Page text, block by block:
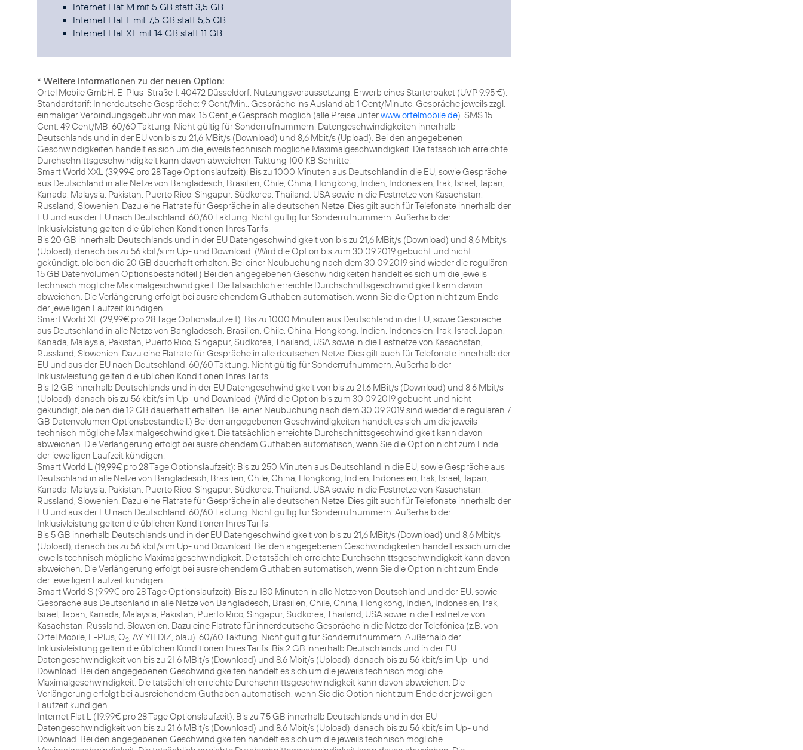
Internet Flat M mit 5 GB statt 3,5 GB
Internet Flat L mit 7,5 GB statt 5,5 GB
Internet Flat XL mit 14 GB statt 11 GB
* Weitere Informationen zu der neuen Option:
Ortel Mobile GmbH, E-Plus-Straße 1, 40472 Düsseldorf. Nutzungsvoraussetzung: Erwerb eines Starterpaket (UVP 9,95 €).
Standardtarif: Innerdeutsche Gespräche: 9 Cent/Min., Gespräche ins Ausland ab 1 Cent/Minute. Gespräche jeweils zzgl.
einmaliger Verbindungsgebühr von max. 15 Cent je Gespräch möglich (alle Preise unterwww.ortelmobile.de). SMS 15
Cent. 49 Cent/MB. 60/60 Taktung. Nicht gültig für Sonderrufnummern. Datengeschwindigkeiten innerhalb
Deutschlands und in der EU von bis zu 21,6 MBit/s (Download) und 8,6 Mbit/s (Upload). Bei den angegebenen
Geschwindigkeiten handelt es sich um die jeweils technisch mögliche Maximalgeschwindigkeit. Die tatsächlich erreichte
Durchschnittsgeschwindigkeit kann davon abweichen. Taktung 100 KB Schritte.
Smart World XXL (39,99€ pro 28 Tage Optionslaufzeit): Bis zu 1000 Minuten aus Deutschland in die EU, sowie Gespräche
aus Deutschland in alle Netze von Bangladesch, Brasilien, Chile, China, Hongkong, Indien, Indonesien, Irak, Israel, Japan,
Kanada, Malaysia, Pakistan, Puerto Rico, Singapur, Südkorea, Thailand, USA sowie in die Festnetze von Kasachstan,
Russland, Slowenien. Dazu eine Flatrate für Gespräche in alle deutschen Netze. Dies gilt auch für Telefonate innerhalb der
EU und aus der EU nach Deutschland. 60/60 Taktung. Nicht gültig für Sonderrufnummern. Außerhalb der
Inklusivleistung gelten die üblichen Konditionen Ihres Tarifs.
Bis 20 GB innerhalb Deutschlands und in der EU Datengeschwindigkeit von bis zu 21,6 MBit/s (Download) und 8,6 Mbit/s
(Upload), danach bis zu 56 kbit/s im Up- und Download. (Wird die Option bis zum 30.09.2019 gebucht und nicht
gekündigt, bleiben die 20 GB dauerhaft erhalten. Bei einer Neubuchung nach dem 30.09.2019 sind wieder die regulären
15 GB Datenvolumen Optionsbestandteil.) Bei den angegebenen Geschwindigkeiten handelt es sich um die jeweils
technisch mögliche Maximalgeschwindigkeit. Die tatsächlich erreichte Durchschnittsgeschwindigkeit kann davon
abweichen. Die Verlängerung erfolgt bei ausreichendem Guthaben automatisch, wenn Sie die Option nicht zum Ende
der jeweiligen Laufzeit kündigen.
Smart World XL (29,99€ pro 28 Tage Optionslaufzeit): Bis zu 1000 Minuten aus Deutschland in die EU, sowie Gespräche
aus Deutschland in alle Netze von Bangladesch, Brasilien, Chile, China, Hongkong, Indien, Indonesien, Irak, Israel, Japan,
Kanada, Malaysia, Pakistan, Puerto Rico, Singapur, Südkorea, Thailand, USA sowie in die Festnetze von Kasachstan,
Russland, Slowenien. Dazu eine Flatrate für Gespräche in alle deutschen Netze. Dies gilt auch für Telefonate innerhalb der
EU und aus der EU nach Deutschland. 60/60 Taktung. Nicht gültig für Sonderrufnummern. Außerhalb der
Inklusivleistung gelten die üblichen Konditionen Ihres Tarifs.
Bis 12 GB innerhalb Deutschlands und in der EU Datengeschwindigkeit von bis zu 21,6 MBit/s (Download) und 8,6 Mbit/s
(Upload), danach bis zu 56 kbit/s im Up- und Download. (Wird die Option bis zum 30.09.2019 gebucht und nicht
gekündigt, bleiben die 12 GB dauerhaft erhalten. Bei einer Neubuchung nach dem 30.09.2019 sind wieder die regulären 7
GB Datenvolumen Optionsbestandteil.) Bei den angegebenen Geschwindigkeiten handelt es sich um die jeweils
technisch mögliche Maximalgeschwindigkeit. Die tatsächlich erreichte Durchschnittsgeschwindigkeit kann davon
abweichen. Die Verlängerung erfolgt bei ausreichendem Guthaben automatisch, wenn Sie die Option nicht zum Ende
der jeweiligen Laufzeit kündigen.
Smart World L (19,99€ pro 28 Tage Optionslaufzeit): Bis zu 250 Minuten aus Deutschland in die EU, sowie Gespräche aus
Deutschland in alle Netze von Bangladesch, Brasilien, Chile, China, Hongkong, Indien, Indonesien, Irak, Israel, Japan,
Kanada, Malaysia, Pakistan, Puerto Rico, Singapur, Südkorea, Thailand, USA sowie in die Festnetze von Kasachstan,
Russland, Slowenien. Dazu eine Flatrate für Gespräche in alle deutschen Netze. Dies gilt auch für Telefonate innerhalb der
EU und aus der EU nach Deutschland. 60/60 Taktung. Nicht gültig für Sonderrufnummern. Außerhalb der
Inklusivleistung gelten die üblichen Konditionen Ihres Tarifs.
Bis 5 GB innerhalb Deutschlands und in der EU Datengeschwindigkeit von bis zu 21,6 MBit/s (Download) und 8,6 Mbit/s
(Upload), danach bis zu 56 kbit/s im Up- und Download. Bei den angegebenen Geschwindigkeiten handelt es sich um die
jeweils technisch mögliche Maximalgeschwindigkeit. Die tatsächlich erreichte Durchschnittsgeschwindigkeit kann davon
abweichen. Die Verlängerung erfolgt bei ausreichendem Guthaben automatisch, wenn Sie die Option nicht zum Ende
der jeweiligen Laufzeit kündigen.
Smart World S (9,99€ pro 28 Tage Optionslaufzeit): Bis zu 180 Minuten in alle Netze von Deutschland und der EU, sowie
Gespräche aus Deutschland in alle Netze von Bangladesch, Brasilien, Chile, China, Hongkong, Indien, Indonesien, Irak,
Israel, Japan, Kanada, Malaysia, Pakistan, Puerto Rico, Singapur, Südkorea, Thailand, USA sowie in die Festnetze von
Kasachstan, Russland, Slowenien. Dazu eine Flatrate für innerdeutsche Gespräche in die Netze der Telefónica (z.B. von
Ortel Mobile, E-Plus, O2, AY YILDIZ, blau). 60/60 Taktung. Nicht gültig für Sonderrufnummern. Außerhalb der
Inklusivleistung gelten die üblichen Konditionen Ihres Tarifs. Bis 2 GB innerhalb Deutschlands und in der EU
Datengeschwindigkeit von bis zu 21,6 MBit/s (Download) und 8,6 Mbit/s (Upload), danach bis zu 56 kbit/s im Up- und
Download. Bei den angegebenen Geschwindigkeiten handelt es sich um die jeweils technisch mögliche
Maximalgeschwindigkeit. Die tatsächlich erreichte Durchschnittsgeschwindigkeit kann davon abweichen. Die
Verlängerung erfolgt bei ausreichendem Guthaben automatisch, wenn Sie die Option nicht zum Ende der jeweiligen
Laufzeit kündigen.
Internet Flat L (19,99€ pro 28 Tage Optionslaufzeit): Bis zu 7,5 GB innerhalb Deutschlands und in der EU
Datengeschwindigkeit von bis zu 21,6 MBit/s (Download) und 8,6 Mbit/s (Upload), danach bis zu 56 kbit/s im Up- und
Download. Bei den angegebenen Geschwindigkeiten handelt es sich um die jeweils technisch mögliche